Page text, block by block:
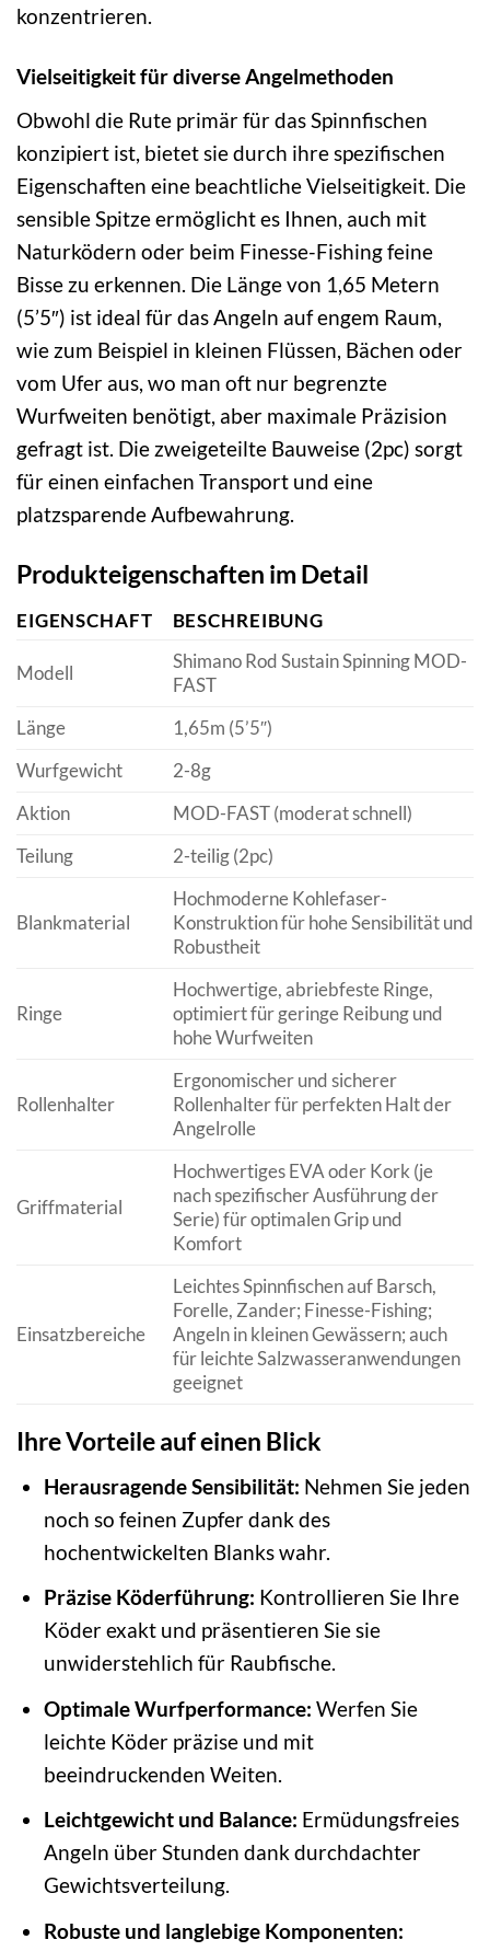
konzentrieren.
Vielseitigkeit für diverse Angelmethoden
Obwohl die Rute primär für das Spinnfischen
konzipiert ist, bietet sie durch ihre spezifischen
Eigenschaften eine beachtliche Vielseitigkeit. Die
sensible Spitze ermöglicht es Ihnen, auch mit
Naturködern oder beim Finesse-Fishing feine
Bisse zu erkennen. Die Länge von 1,65 Metern
(5’5″) ist ideal für das Angeln auf engem Raum,
wie zum Beispiel in kleinen Flüssen, Bächen oder
vom Ufer aus, wo man oft nur begrenzte
Wurfweiten benötigt, aber maximale Präzision
gefragt ist. Die zweigeteilte Bauweise (2pc) sorgt
für einen einfachen Transport und eine
platzsparende Aufbewahrung.
Produkteigenschaften im Detail
EIGENSCHAFT BESCHREIBUNG
Modell
Shimano Rod Sustain Spinning MOD-
FAST
Länge
1,65m (5’5″)
Wurfgewicht
2-8g
Aktion
MOD-FAST (moderat schnell)
Teilung
2-teilig (2pc)
Blankmaterial
Hochmoderne Kohlefaser-
Konstruktion für hohe Sensibilität und
Robustheit
Ringe
Hochwertige, abriebfeste Ringe,
optimiert für geringe Reibung und
hohe Wurfweiten
Rollenhalter
Ergonomischer und sicherer
Rollenhalter für perfekten Halt der
Angelrolle
Griffmaterial
Hochwertiges EVA oder Kork (je
nach spezifischer Ausführung der
Serie) für optimalen Grip und
Komfort
Einsatzbereiche
Leichtes Spinnfischen auf Barsch,
Forelle, Zander; Finesse-Fishing;
Angeln in kleinen Gewässern; auch
für leichte Salzwasseranwendungen
geeignet
Ihre Vorteile auf einen Blick
Herausragende Sensibilität: Nehmen Sie jeden
noch so feinen Zupfer dank des
hochentwickelten Blanks wahr.
Präzise Köderführung: Kontrollieren Sie Ihre
Köder exakt und präsentieren Sie sie
unwiderstehlich für Raubfische.
Optimale Wurfperformance: Werfen Sie
leichte Köder präzise und mit
beeindruckenden Weiten.
Leichtgewicht und Balance: Ermüdungsfreies
Angeln über Stunden dank durchdachter
Gewichtsverteilung.
Robuste und langlebige Komponenten: